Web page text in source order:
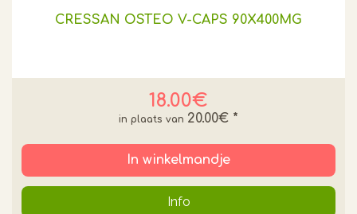
CRESSAN OSTEO V-CAPS 90X400MG
18.00€
20.00€ *
In winkelmandje
Info